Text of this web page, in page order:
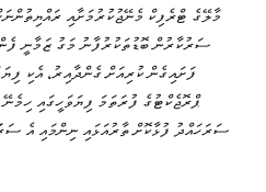
މާލޭގެ ޓްރެފިކް މެނޭޖުކުރުމަށާއި
ސަރުކާރުން ބޮޑުތަކުރުފާނު މަގު ޒަމާނީ
ފަށައިގެން ކުރިއަށް ގެންދާއިރު، އެކި
ޕްރޮޖެކްޓުގެ ފުރަތަމަ ފިޔަވަހީގައި
ސަރަހައްދު ފުޅާކޮށް ތާރުއަޅައި ނިންމައި އެ